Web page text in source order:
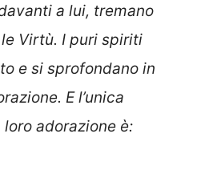
a lui, tremano
Virtù. I puri spiriti
e si sprofondano in
E l’unica
adorazione è: